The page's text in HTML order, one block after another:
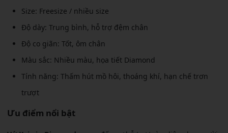
Size: Freesize / nhiều size
Độ dày: Trung bình, hỗ trợ đệm chân
Độ co giãn: Tốt, ôm chân
Màu sắc: Nhiều màu, họa tiết Diamond
Tính năng: Thấm hút mồ hôi, thoáng khí, hạn chế trơn
trượt
Ưu điểm nổi bật